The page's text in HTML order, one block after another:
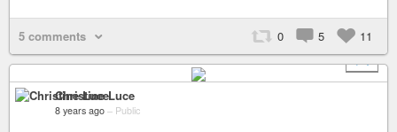
5 comments 0 5
11
+ 1
Christine Luce
8 years ago – Public